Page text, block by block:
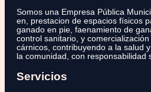
Somos una Empresa Pública
en, prestacion de espacios físicos
ganado en pie, faenamiento de
control sanitario, y
cárnicos, contribuyendo a la salud
la comunidad, con responsabilidad
Servicios